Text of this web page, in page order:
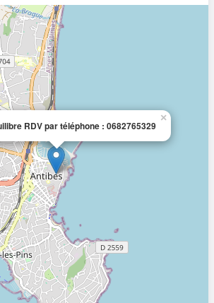
RDV par téléphone : 0682765329
×